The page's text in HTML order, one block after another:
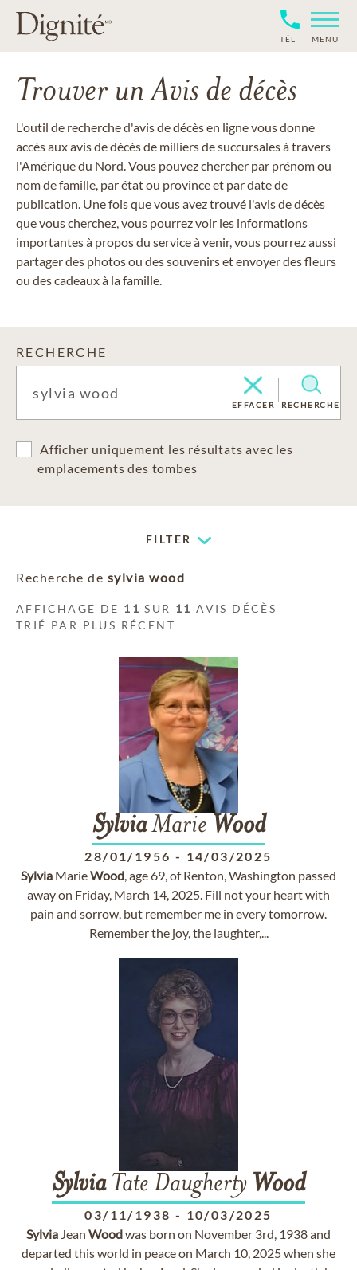
TÉL MENU
Trouver un Avis de décès
L'outil de recherche d'avis de décès en ligne vous donne
accès aux avis de décès de milliers de succursales à travers
l'Amérique du Nord. Vous pouvez chercher par prénom ou
nom de famille, par état ou province et par date de
publication. Une fois que vous avez trouvé l'avis de décès
que vous cherchez, vous pourrez voir les informations
importantes à propos du service à venir, vous pourrez aussi
partager des photos ou des souvenirs et envoyer des fleurs
ou des cadeaux à la famille.
RECHERCHE
EFFACER RECHERCHE
Afficher uniquement les résultats avec les
emplacements des tombes
FILTER
Recherche de sylvia wood
AFFICHAGE DE 11 SUR 11 AVIS DÉCÈS
TRIÉ PAR PLUS RÉCENT
SylviaMarie Wood
28/01/1956 - 14/03/2025
Sylvia MarieWood, age 69, of Renton, Washington passed
away on Friday, March 14, 2025. Fill not your heart with
pain and sorrow, but remember me in every tomorrow.
Remember the joy, the laughter,...
SylviaTate Daugherty Wood
03/11/1938 - 10/03/2025
Sylvia Jean Woodwas born on November 3rd, 1938 and
departed this world in peace on March 10, 2025 when she